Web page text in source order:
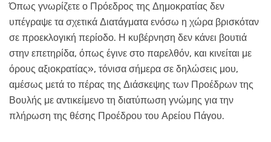
Όπως γνωρίζετε ο Πρόεδρος της Δημοκρατίας δεν
υπέγραψε τα σχετικά Διατάγματα ενόσω η χώρα βρισκόταν
σε προεκλογική περίοδο. Η κυβέρνηση δεν κάνει βουτιά
στην επετηρίδα, όπως έγινε στο παρελθόν, και κινείται με
όρους αξιοκρατίας», τόνισα σήμερα σε δηλώσεις μου,
αμέσως μετά το πέρας της Διάσκεψης των Προέδρων της
Βουλής με αντικείμενο τη διατύπωση γνώμης για την
πλήρωση της θέσης Προέδρου του Αρείου Πάγου.